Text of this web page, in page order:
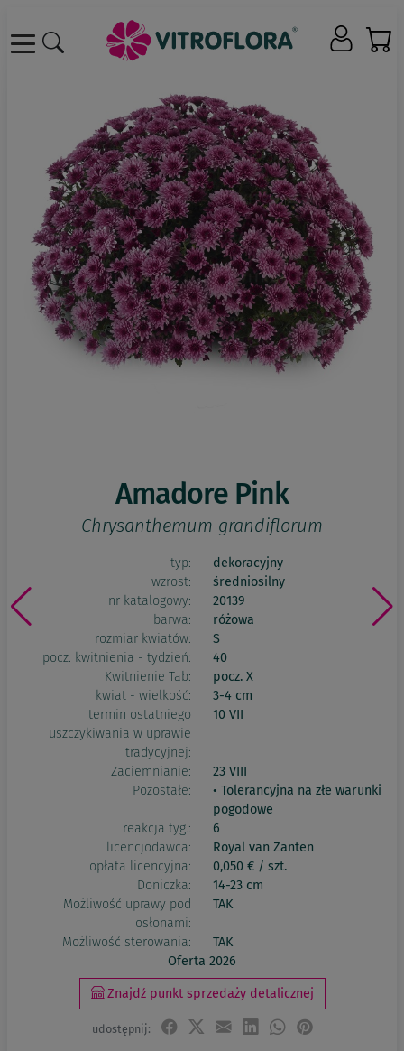
Amadore Pink
Chrysanthemum grandiflorum
typ:
dekoracyjny
wzrost:
średniosilny
nr katalogowy:
20139
barwa:
różowa
rozmiar kwiatów:
S
pocz. kwitnienia - tydzień:
40
Kwitnienie Tab:
pocz. X
kwiat - wielkość:
3-4 cm
termin ostatniego
uszczykiwania w uprawie
tradycyjnej:
10 VII
Zaciemnianie:
23 VIII
Pozostałe:
• Tolerancyjna na złe warunki
pogodowe
reakcja tyg.:
6
licencjodawca:
Royal van Zanten
opłata licencyjna:
0,050 € / szt.
Doniczka:
14-23 cm
Możliwość uprawy pod
osłonami:
TAK
Możliwość sterowania:
TAK
Oferta 2026
Znajdź punkt sprzedaży detalicznej
udostępnij: